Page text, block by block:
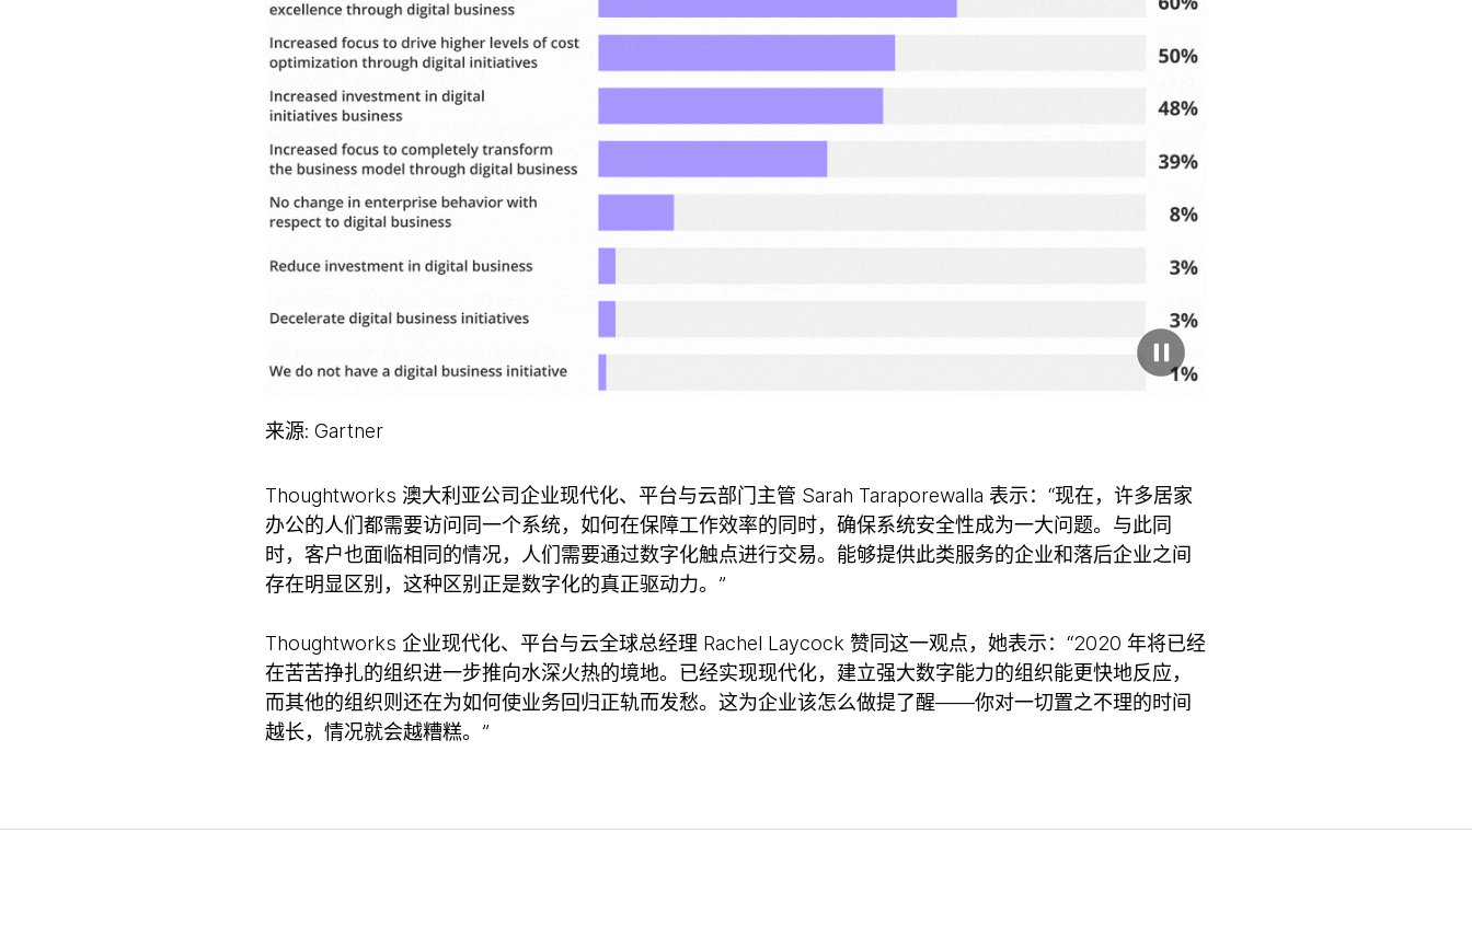
来源: Gartner
Thoughtworks 澳大利亚公司企业现代化、平台与云部门主管 Sarah Taraporewalla 表示：“现在，许多居家
办公的人们都需要访问同一个系统，如何在保障工作效率的同时，确保系统安全性成为一大问题。与此同
时，客户也面临相同的情况，人们需要通过数字化触点进行交易。能够提供此类服务的企业和落后企业之间
存在明显区别，这种区别正是数字化的真正驱动力。”
Thoughtworks 企业现代化、平台与云全球总经理 Rachel Laycock 赞同这一观点，她表示：“2020 年将已经
在苦苦挣扎的组织进一步推向水深火热的境地。已经实现现代化，建立强大数字能力的组织能更快地反应，
而其他的组织则还在为如何使业务回归正轨而发愁。这为企业该怎么做提了醒——你对一切置之不理的时间
越长，情况就会越糟糕。”